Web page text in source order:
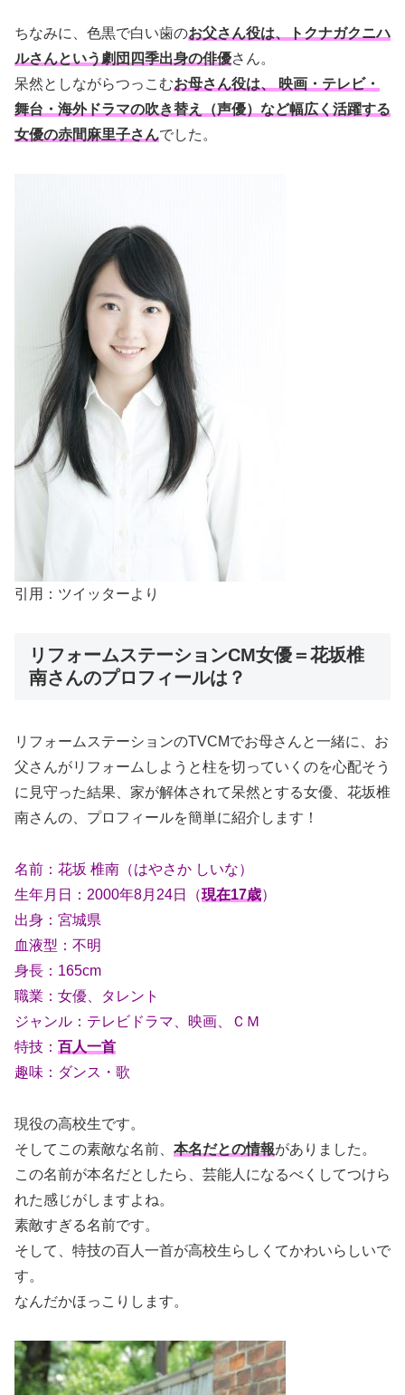
ちなみに、色黒で白い歯のお父さん役は、トクナガクニハ
ルさんという劇団四季出身の俳優さん。
呆然としながらつっこむお母さん役は、 映画・テレビ・
舞台・海外ドラマの吹き替え（声優）など幅広く活躍する
女優の赤間麻里子さんでした。
引用：ツイッターより
リフォームステーションCM女優＝花坂椎
南さんのプロフィールは？
リフォームステーションのTVCMでお母さんと一緒に、お
父さんがリフォームしようと柱を切っていくのを心配そう
に見守った結果、家が解体されて呆然とする女優、花坂椎
南さんの、プロフィールを簡単に紹介します！
名前：花坂 椎南（はやさか しいな）
生年月日：2000年8月24日（現在17歳）
出身：宮城県
血液型：不明
身長：165cm
職業：女優、タレント
ジャンル：テレビドラマ、映画、ＣＭ
特技： 百人一首
趣味：ダンス・歌
現役の高校生です。
そしてこの素敵な名前、 本名だとの情報がありました。
この名前が本名だとしたら、芸能人になるべくしてつけら
れた感じがしますよね。
素敵すぎる名前です。
そして、特技の百人一首が高校生らしくてかわいらしいで
す。
なんだかほっこりします。